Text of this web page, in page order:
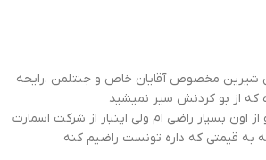
است. وجود قیمت مناسب و منصفانه
در نظر داشته باشید.
در سایت، انواع ادکلن اسمارت
۱۵
۲۵ میل
را مشاهده کنید تا چندین نمونه از
را انتخاب و امتحان کنید و هر کدام که
را خریداری کرده و به عطرامضای خود
شیرین مخصوص آقایان خاص و جنتلمن .رایحه
که از بو کردنش سیر نمیشید
اون بسیار راضی ام ولی اینبار از شرکت اسمارت
به قیمتی که داره تونست راضیم کنه